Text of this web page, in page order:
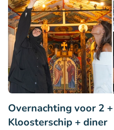
Overnachting voor 2
Kloosterschip + diner